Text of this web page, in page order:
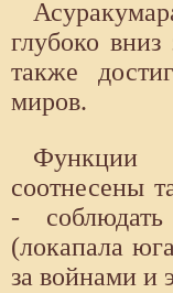
глубоко
также
миров.
Функции
соотнесены
-
(локапала
за войнами и